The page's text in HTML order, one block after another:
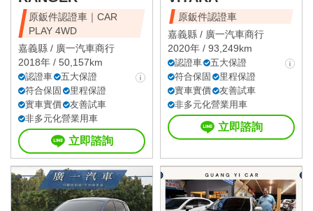
原鈑件認證車｜CAR
PLAY 4WD
嘉義縣 / 廣一汽車商行
2018年 / 50,157km
認證車
五大保證
符合保固
里程保證
實車實價
友善試車
非多元化營業用車
立即諮詢
原鈑件認證車
嘉義縣 / 廣一汽車商行
2020年 / 93,249km
認證車
五大保證
符合保固
里程保證
實車實價
友善試車
非多元化營業用車
立即諮詢